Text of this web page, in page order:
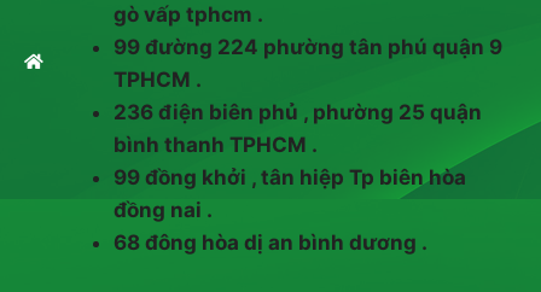
gò vấp tphcm .
99 đường 224 phường tân phú quận 9
TPHCM .
236 điện biên phủ , phường 25 quận
bình thanh TPHCM .
99 đồng khởi , tân hiệp Tp biên hòa
đồng nai .
68 đông hòa dị an bình dương .